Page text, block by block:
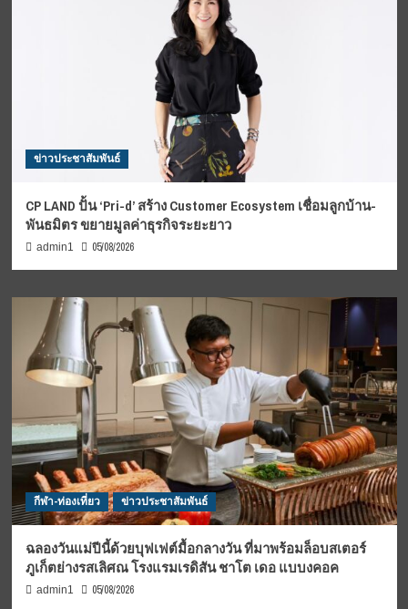
ข่าวประชาสัมพันธ์
CP LAND ปั้น ‘Pri-d’ สร้าง Customer Ecosystem เชื่อมลูกบ้าน-
พันธมิตร ขยายมูลค่าธุรกิจระยะยาว
admin1 05/08/2026
กีฬา-ท่องเที่ยว ข่าวประชาสัมพันธ์
ฉลองวันแม่ปีนี้ด้วยบุฟเฟต์มื้อกลางวัน ที่มาพร้อมล็อบสเตอร์
ภูเก็ตย่างรสเลิศณ โรงแรมเรดิสัน ชาโต เดอ แบบงคอค
admin1 05/08/2026